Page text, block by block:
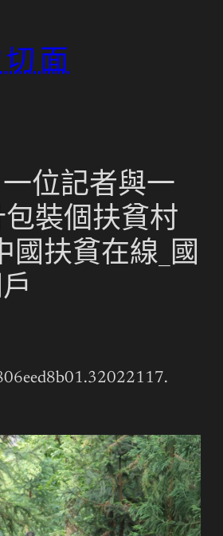
面
位記者與一
裝個扶貧村
國扶貧在線_國